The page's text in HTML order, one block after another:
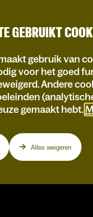
GEBRUIKT
gebruik van
voor het goed
Andere
gemaakt hebt.
Alles weigeren